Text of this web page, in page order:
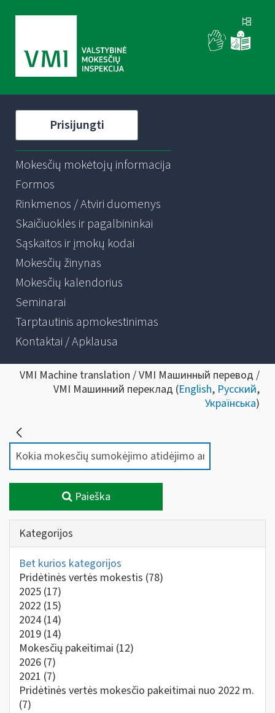
Prisijungti
Mokesčių mokėtojų informacija
Formos
Rinkmenos / Atviri duomenys
Skaičiuoklės ir pagalbininkai
Sąskaitos ir įmokų kodai
Mokesčių žinynas
Mokesčių kalendorius
Seminarai
Tarptautinis apmokestinimas
Kontaktai / Apklausa
VMI Machine translation / VMI Машинный перевод /
VMI Машинний переклад (English, Русский,
Українська)
Paieška
Kategorijos
Bet kurios kategorijos
Pridėtinės vertės mokestis (78)
2025 (17)
2022 (15)
2024 (14)
2019 (14)
Mokesčių pakeitimai (12)
2026 (7)
2021 (7)
Pridėtinės vertės mokesčio pakeitimai nuo 2022 m.
(7)